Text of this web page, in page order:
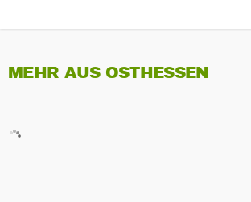
MEHR AUS OSTHESSEN